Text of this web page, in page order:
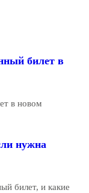
билет в
в новом
нужна
билет, и какие